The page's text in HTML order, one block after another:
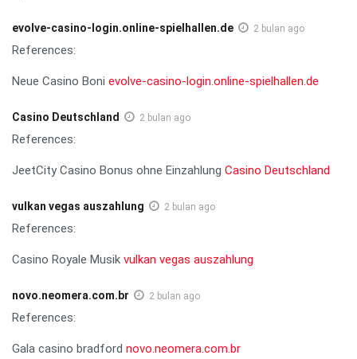
evolve-casino-login.online-spielhallen.de 2 bulan ago
References:
Neue Casino Boni evolve-casino-login.online-spielhallen.de
Casino Deutschland 2 bulan ago
References:
JeetCity Casino Bonus ohne Einzahlung Casino Deutschland
vulkan vegas auszahlung 2 bulan ago
References:
Casino Royale Musik vulkan vegas auszahlung
novo.neomera.com.br 2 bulan ago
References:
Gala casino bradford novo.neomera.com.br